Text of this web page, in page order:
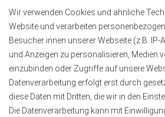
Wir verwenden Cookies und ähnliche
Website und verarbeiten
Besucher:innen unserer Webseite (z.B. IP-
und Anzeigen zu personalisieren, Medien
einzubinden oder Zugriffe auf unsere
Datenverarbeitung erfolgt erst durch
diese Daten mit Dritten, die wir in den
Die Datenverarbeitung kann mit
Barrierefreiheitserklärung
Kontaktinformationen
Tel.:+49 4151 8381003
E-Mail: info@alu-profile-led.de
WhatsApp:+49 4151 8381003
Zahlung und Lieferung